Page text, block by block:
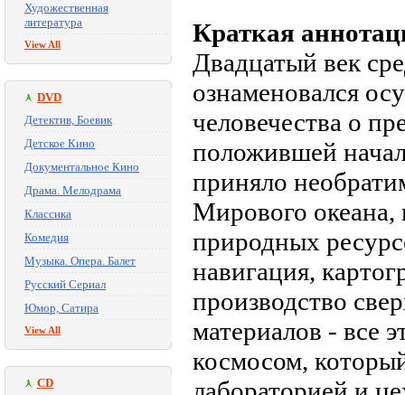
Художественная
литература
View All
DVD
Детектив, Боевик
Детское Кино
Документальное Кино
Драма. Мелодрама
Классика
Комедия
Музыка. Опера. Балет
Русский Сериал
Юмор, Сатира
View All
CD
Краткая
Двадцатый век
ознаменовался
человечества о
положившей
приняло
Мирового океана,
природных
навигация,
производство
материалов - все
космосом,